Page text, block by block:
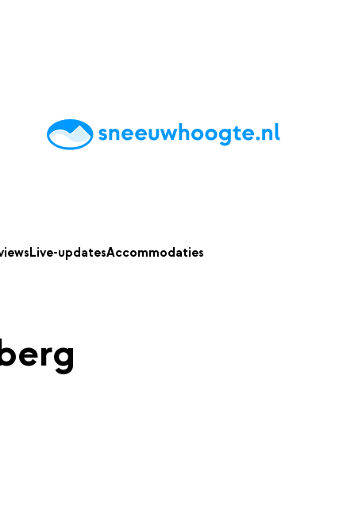
AccommodatiesTipsReviewsLive updatesApp
Live-updatesAccommodaties